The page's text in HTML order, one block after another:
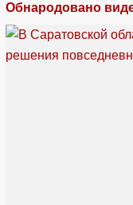
Обнародовано